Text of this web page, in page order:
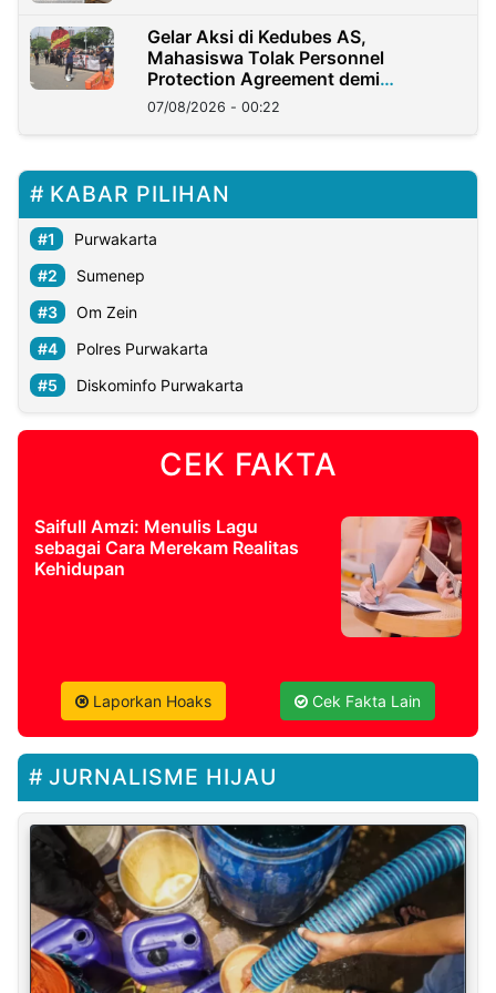
Gelar Aksi di Kedubes AS,
Mahasiswa Tolak Personnel
Protection Agreement demi
Kedaulatan Negara
07/08/2026 - 00:22
KABAR PILIHAN
Purwakarta
Sumenep
Om Zein
Polres Purwakarta
Diskominfo Purwakarta
CEK FAKTA
Saifull Amzi: Menulis Lagu
sebagai Cara Merekam Realitas
Kehidupan
Laporkan Hoaks Cek Fakta Lain
JURNALISME HIJAU